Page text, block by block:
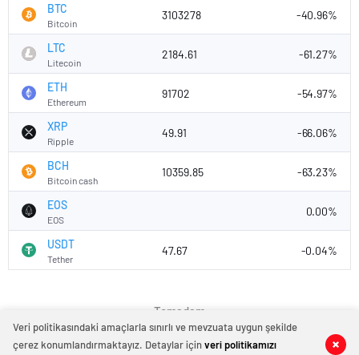
BTC
Bitcoin
3103278 -40.96%
LTC
Litecoin
2184.61 -61.27%
ETH
Ethereum
91702 -54.97%
XRP
Ripple
49.91 -66.06%
BCH
Bitcoin cash
10359.85 -63.23%
EOS
EOS
0.00%
USDT
Tether
47.67 -0.04%
Temadam
Veri politikasındaki amaçlarla sınırlı ve mevzuata uygun şekilde
çerez konumlandırmaktayız. Detaylar içinveri politikamızı